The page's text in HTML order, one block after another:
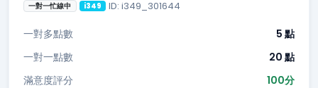
一對一忙線中 i349 ID: i349_301644
一對多點數
5 點
一對一點數
20 點
滿意度評分
100分